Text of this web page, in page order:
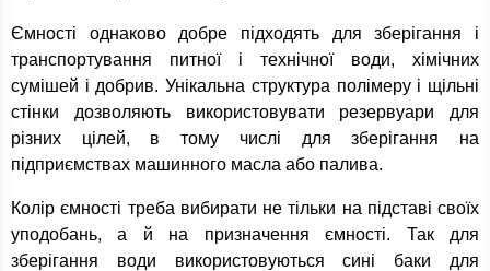
Ємності однаково добре підходять для зберігання і
транспортування питної і технічної води, хімічних
сумішей і добрив. Унікальна структура полімеру і щільні
стінки дозволяють використовувати резервуари для
різних цілей, в тому числі для зберігання на
підприємствах машинного масла або палива.
Колір ємності треба вибирати не тільки на підставі своїх
уподобань, а й на призначення ємності. Так для
зберігання води використовуються сині баки для